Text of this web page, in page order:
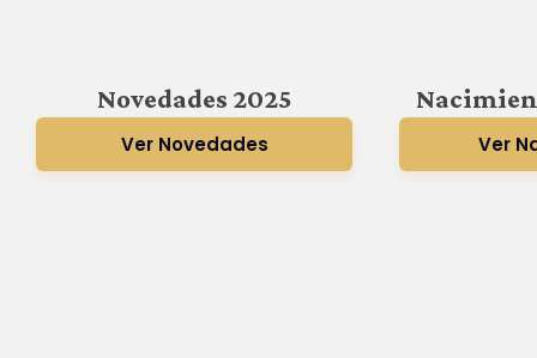
Novedades 2025
Ver Novedades Ver